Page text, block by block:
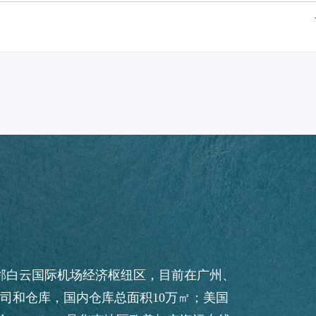
云国际机场经济枢纽区，目前在广州、
和仓库，国内仓库总面积10万㎡；美国